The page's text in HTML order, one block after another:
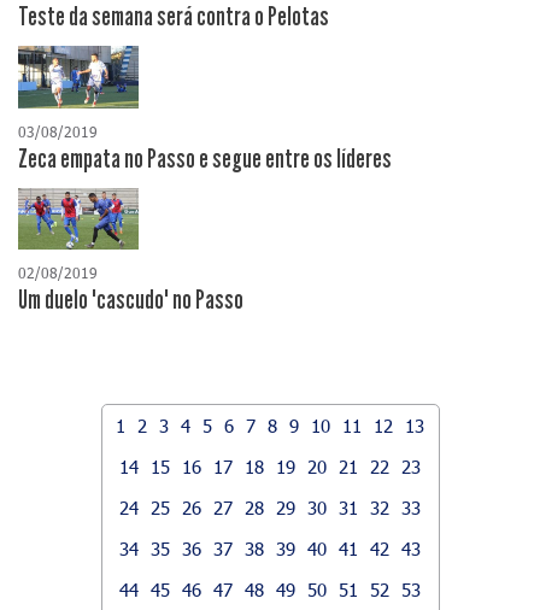
Teste da semana será contra o Pelotas
03/08/2019
Zeca empata no Passo e segue entre os líderes
02/08/2019
Um duelo "cascudo" no Passo
1 2 3 4 5 6 7 8 9 10 11 12
13
14
15 16 17 18 19 20 21 22
23
24
25 26 27 28 29 30 31 32
33
34 35 36 37 38 39 40 41 42
43
44 45 46 47 48 49 50 51 52
53